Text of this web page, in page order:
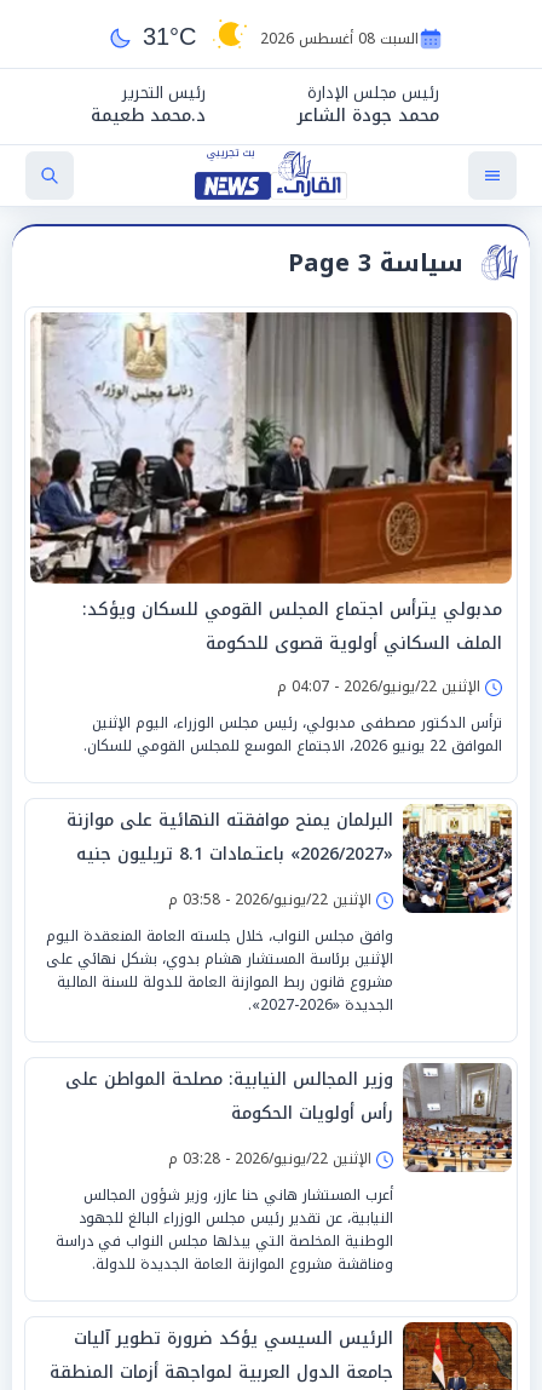
السبت 08 أغسطس 2026 31°C
رئيس مجلس الإدارة
محمد جودة الشاعر
رئيس التحرير
د.محمد طعيمة
سياسة Page 3
مدبولي يترأس اجتماع المجلس القومي للسكان ويؤكد:
الملف السكاني أولوية قصوى للحكومة
الإثنين 22/يونيو/2026 - 04:07 م
ترأس الدكتور مصطفى مدبولي، رئيس مجلس الوزراء، اليوم الإثنين
الموافق 22 يونيو 2026، الاجتماع الموسع للمجلس القومي للسكان.
البرلمان يمنح موافقته النهائية على موازنة
«2026/2027» باعتـمادات 8.1 تريليون جنيه
الإثنين 22/يونيو/2026 - 03:58 م
وافق مجلس النواب، خلال جلسته العامة المنعقدة اليوم
الإثنين برئاسة المستشار هشام بدوي، بشكل نهائي على
مشروع قانون ربط الموازنة العامة للدولة للسنة المالية
الجديدة «2026-2027».
وزير المجالس النيابية: مصلحة المواطن على
رأس أولويات الحكومة
الإثنين 22/يونيو/2026 - 03:28 م
أعرب المستشار هاني حنا عازر، وزير شؤون المجالس
النيابية، عن تقدير رئيس مجلس الوزراء البالغ للجهود
الوطنية المخلصة التي يبذلها مجلس النواب في دراسة
ومناقشة مشروع الموازنة العامة الجديدة للدولة.
الرئيس السيسي يؤكد ضرورة تطوير آليات
جامعة الدول العربية لمواجهة أزمات المنطقة